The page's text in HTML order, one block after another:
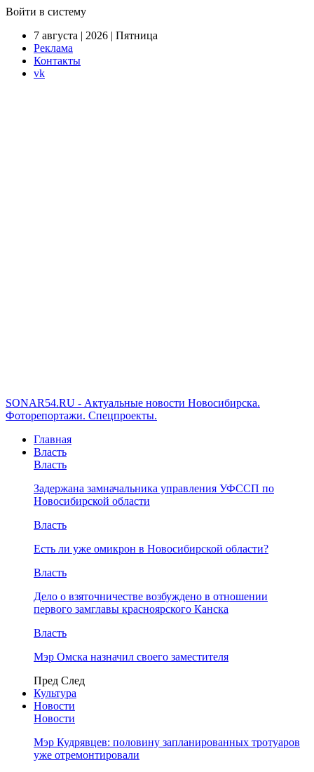
Войти в систему
7 августа | 2026 | Пятница
Реклама
Контакты
vk
SONAR54.RU - Актуальные новости Новосибирска.
Фоторепортажи. Спецпроекты.
Главная
Власть
Власть
Задержана замначальника управления УФССП по
Новосибирской области
Власть
Есть ли уже омикрон в Новосибирской области?
Власть
Дело о взяточничестве возбуждено в отношении
первого замглавы красноярского Канска
Власть
Мэр Омска назначил своего заместителя
Пред След
Культура
Новости
Новости
Мэр Кудрявцев: половину запланированных тротуаров
уже отремонтировали